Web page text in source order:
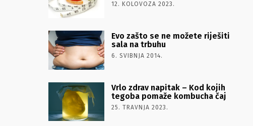
12. KOLOVOZA 2023.
Evo zašto se ne možete riješiti
sala na trbuhu
6. SVIBNJA 2014.
Vrlo zdrav napitak – Kod kojih
tegoba pomaže kombucha čaj
25. TRAVNJA 2023.